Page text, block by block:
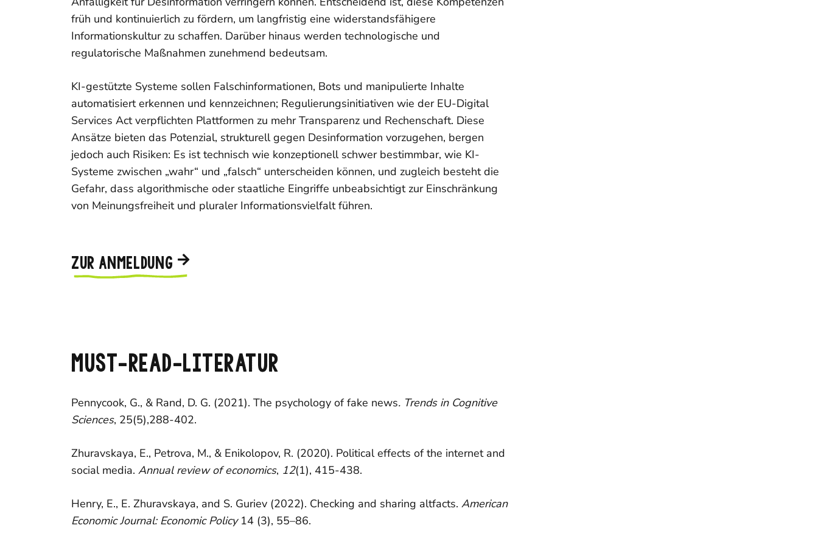
früh und kontinuierlich zu fördern, um langfristig eine widerstandsfähigere
Informationskultur zu schaffen. Darüber hinaus werden technologische und
regulatorische Maßnahmen zunehmend bedeutsam.
KI-gestützte Systeme sollen Falschinformationen, Bots und manipulierte Inhalte
automatisiert erkennen und kennzeichnen; Regulierungsinitiativen wie der EU-Digital
Services Act verpflichten Plattformen zu mehr Transparenz und Rechenschaft. Diese
Ansätze bieten das Potenzial, strukturell gegen Desinformation vorzugehen, bergen
jedoch auch Risiken: Es ist technisch wie konzeptionell schwer bestimmbar, wie KI-
Systeme zwischen „wahr“ und „falsch“ unterscheiden können, und zugleich besteht die
Gefahr, dass algorithmische oder staatliche Eingriffe unbeabsichtigt zur Einschränkung
von Meinungsfreiheit und pluraler Informationsvielfalt führen.
ZUR ANMELDUNG
MUST-READ-LITERATUR
Pennycook, G., & Rand, D. G. (2021). The psychology of fake news.​ Trends in Cognitive
Sciences, 25(5),288-402.
Zhuravskaya, E., Petrova, M., & Enikolopov, R. (2020). Political effects of the internet and
social media. Annual review of economics, 12(1), 415-438.
Henry, E., E. Zhuravskaya, and S. Guriev (2022). Checking and sharing altfacts. American
Economic Journal: Economic Policy14 (3), 55–86.